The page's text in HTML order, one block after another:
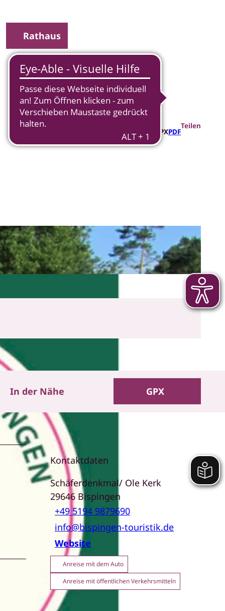
Rathaus
GPXPDF
Teilen
In der Nähe GPX
Kontaktdaten
Schäferdenkmal/ Ole Kerk
29646 Bispingen
+49 5194 9879690
info@bispingen-touristik.de
Website
Anreise mit dem Auto
Anreise mit öffentlichen Verkehrsmitteln